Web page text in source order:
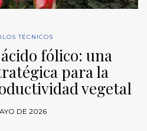
TÉCNICOS
fólico: una
para la
vegetal
DE 2026